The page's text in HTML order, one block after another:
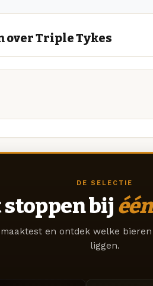
over Triple Tykes
DE SELECTIE
bij één
en ontdek welke
liggen.